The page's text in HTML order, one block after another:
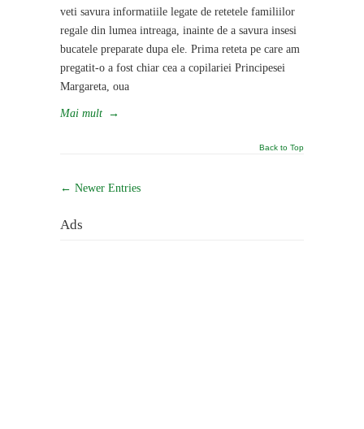
veti savura informatiile legate de retetele familiilor
regale din lumea intreaga, inainte de a savura insesi
bucatele preparate dupa ele. Prima reteta pe care am
pregatit-o a fost chiar cea a copilariei Principesei
Margareta, oua
Mai mult →
Back to Top
← Newer Entries
Ads